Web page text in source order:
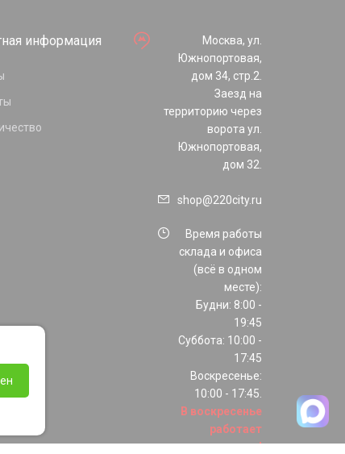
информация
Москва, ул.
Южнопортовая,
дом 34, стр.2.
Заезд на
территорию через
ворота ул.
Южнопортовая,
дом 32.
shop@220city.ru
Время работы
склада и офиса
(всё в одном
месте):
Будни: 8:00 -
19:45
Суббота: 10:00 -
17:45
Воскресенье:
10:00 - 17:45.
В воскресенье
работает
только шоурум!